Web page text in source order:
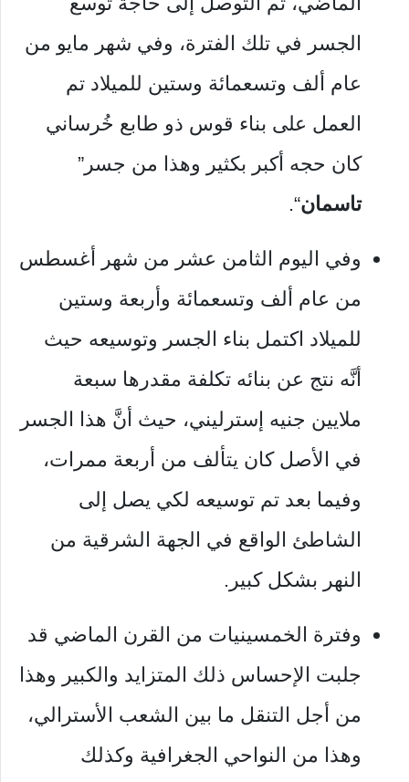
الجسر في تلك الفترة، وفي شهر مايو من
عام ألف وتسعمائة وستين للميلاد تم
العمل على بناء قوس ذو طابع خُرساني
كان حجه أكبر بكثير وهذا من جسر”
تاسمان“.
وفي اليوم الثامن عشر من شهر أغسطس
من عام ألف وتسعمائة وأربعة وستين
للميلاد اكتمل بناء الجسر وتوسيعه حيث
أنَّه نتج عن بنائه تكلفة مقدرها سبعة
ملايين جنيه إسترليني، حيث أنَّ هذا الجسر
في الأصل كان يتألف من أربعة ممرات،
وفيما بعد تم توسيعه لكي يصل إلى
الشاطئ الواقع في الجهة الشرقية من
النهر بشكل كبير.
وفترة الخمسينيات من القرن الماضي قد
جلبت الإحساس ذلك المتزايد والكبير وهذا
من أجل التنقل ما بين الشعب الأسترالي،
وهذا من النواحي الجغرافية وكذلك